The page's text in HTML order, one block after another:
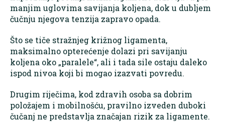
manjim uglovima savijanja koljena, dok u dubljem
čučnju njegova tenzija zapravo opada.
Što se tiče stražnjeg križnog ligamenta,
maksimalno opterećenje dolazi pri savijanju
koljena oko „paralele“, ali i tada sile ostaju daleko
ispod nivoa koji bi mogao izazvati povredu.
Drugim riječima, kod zdravih osoba sa dobrim
položajem i mobilnošću, pravilno izveden duboki
čučanj ne predstavlja značajan rizik za ligamente.